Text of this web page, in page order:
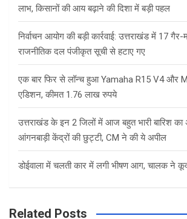
लाभ, किसानों की आय बढ़ाने की दिशा में बड़ी पहल
निर्वाचन आयोग की बड़ी कार्रवाई: उत्तराखंड में 17 गैर-
राजनीतिक दल पंजीकृत सूची से हटाए गए
एक बार फिर से लॉन्च हुआ Yamaha R15 V4 और
एडिशन, कीमत 1.76 लाख रुपये
उत्तराखंड के इन 2 जिलों में आज बहुत भारी बारिश का
आंगनबाड़ी केंद्रों की छुट्टी, CM ने की ये अपील
डोईवाला में चलती कार में लगी भीषण आग, चालक ने
Related Posts